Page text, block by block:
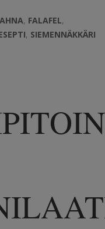
, FALAFEL,
, SIEMENNÄKKÄRI